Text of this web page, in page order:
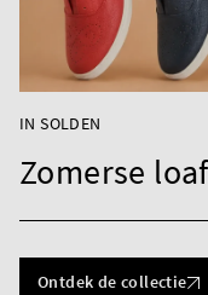
IN SOLDEN
Zomerse
Ontdek de collectie